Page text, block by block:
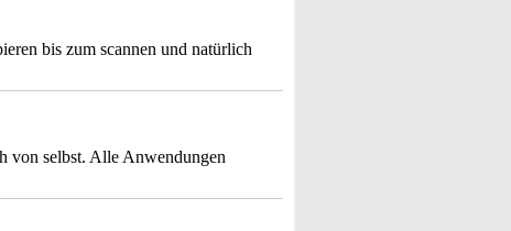
bis zum scannen und natürlich
von selbst. Alle Anwendungen